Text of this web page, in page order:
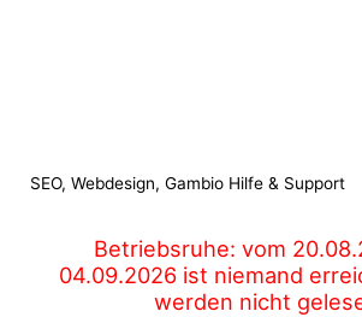
SEO, Webdesign, Gambio Hilfe & Support
Betriebsruhe: vom
04.09.2026 ist niemand
werden nicht